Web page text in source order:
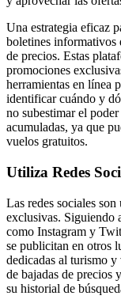
Una estrategia eficaz
boletines informativos
de precios. Estas
promociones
herramientas en línea
identificar cuándo y
no subestimar el
acumuladas, ya que
vuelos gratuitos.
Utiliza Redes
Las redes sociales
exclusivas. Siguiendo
como Instagram y
se publicitan en otros
dedicadas al turismo
de bajadas de precios
su historial de